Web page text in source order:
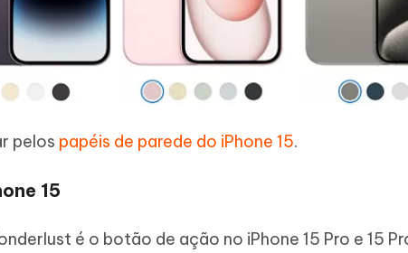
pelos papéis de parede do iPhone 15.
15
é o botão de ação no iPhone 15 Pro e 15